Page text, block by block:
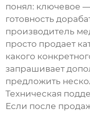
понял: ключевое —
готовность
производитель
просто продает
какого
запрашивает
предложить
Техническая
Если после